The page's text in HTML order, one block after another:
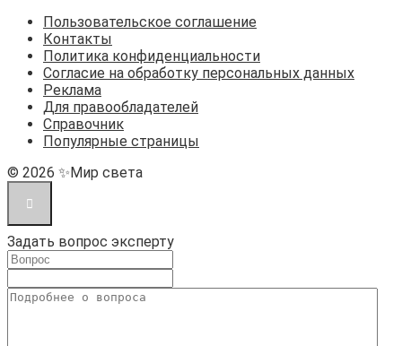
Пользовательское соглашение
Контакты
Политика конфиденциальности
Согласие на обработку персональных данных
Реклама
Для правообладателей
Справочник
Популярные страницы
© 2026 ✨Мир света
Задать вопрос эксперту